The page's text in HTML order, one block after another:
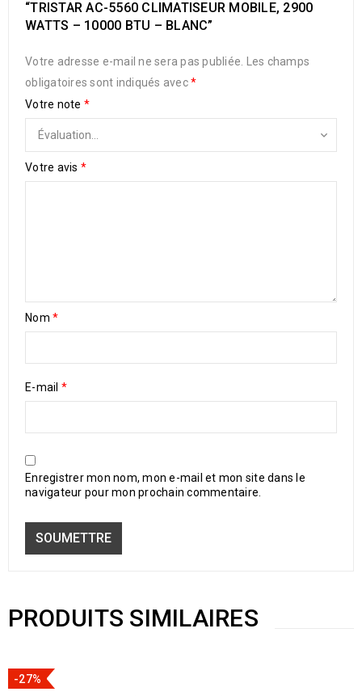
“TRISTAR AC-5560 CLIMATISEUR MOBILE, 2900
WATTS – 10000 BTU – BLANC”
Votre adresse e-mail ne sera pas publiée.
Les champs
obligatoires sont indiqués avec*
Votre note *
Votre avis *
Nom *
E-mail *
Enregistrer mon nom, mon e-mail et mon site dans le
navigateur pour mon prochain commentaire.
PRODUITS SIMILAIRES
-27%